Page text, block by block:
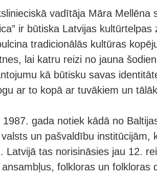
vadītāja Māra Mellēna
ir būtiska Latvijas
tradicionālās kultūras
lai katru reizi no jauna
kā būtisku savas
ar to kopā ar tuvākiem un
1987. gada notiek kādā no
un pašvaldību institūcijām,
Latvijā tas norisināsies jau 12.
folkloras un folkloras